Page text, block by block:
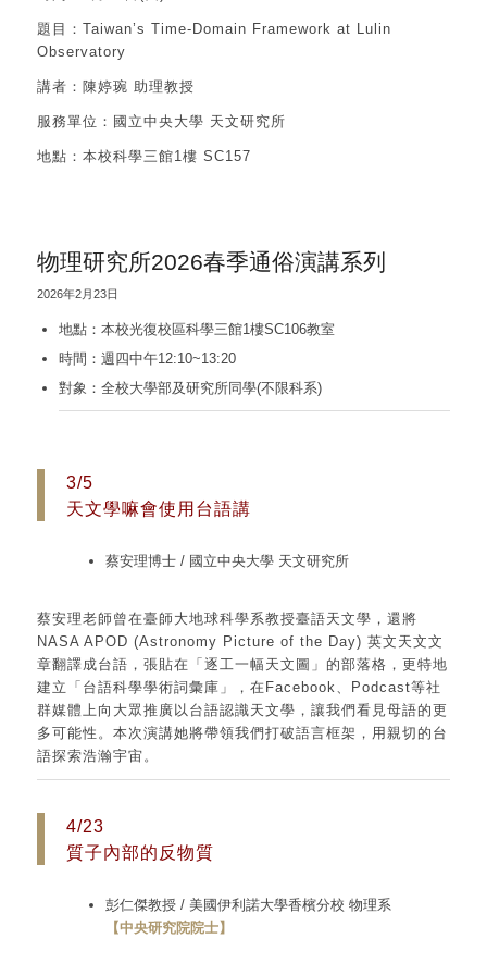
題目：Taiwan’s Time-Domain Framework at Lulin
Observatory
講者：陳婷琬 助理教授
服務單位：國立中央大學 天文研究所
地點：本校科學三館1樓 SC157
物理研究所2026春季通俗演講系列
2026年2月23日
地點：本校光復校區科學三館1樓SC106教室
時間：週四中午12:10~13:20
對象：全校大學部及研究所同學(不限科系)
3/5
天文學嘛會使用台語講
蔡安理博士 / 國立中央大學 天文研究所
蔡安理老師曾在臺師大地球科學系教授臺語天文學，還將
NASA APOD (Astronomy Picture of the Day) 英文天文文
章翻譯成台語，張貼在「逐工一幅天文圖」的部落格，更特地
建立「台語科學學術詞彙庫」，在Facebook、Podcast等社
群媒體上向大眾推廣以台語認識天文學，讓我們看見母語的更
多可能性。本次演講她將帶領我們打破語言框架，用親切的台
語探索浩瀚宇宙。
4/23
質子內部的反物質
彭仁傑教授 / 美國伊利諾大學香檳分校 物理系
【中央研究院院士】